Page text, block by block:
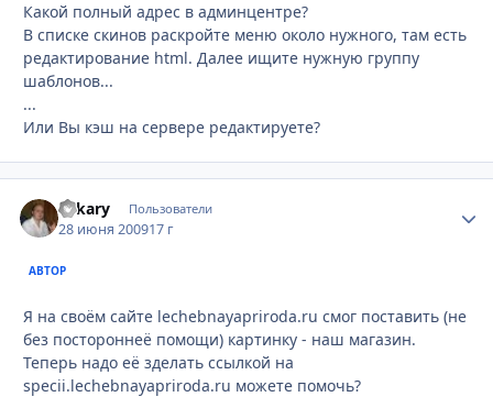
Какой полный адрес в админцентре?
В списке скинов раскройте меню около нужного, там есть
редактирование html. Далее ищите нужную группу
шаблонов...
...
Или Вы кэш на сервере редактируете?
Lekary Пользователи
28 июня 200917 г
АВТОР
Я на своём сайте lechebnayapriroda.ru смог поставить (не
без постороннеё помощи) картинку - наш магазин.
Теперь надо её зделать ссылкой на
specii.lechebnayapriroda.ru можете помочь?